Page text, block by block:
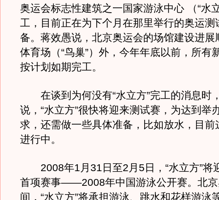
奥运会标志性建筑之一国家游泳中心 （“水
工，目前正在为下个月在那里举行的奥运测
备。蒋效愚说，北京奥运会的场馆建设进展
体育场（“鸟巢”）外，今年年底以前，所有
按计划如期完工。
在谈到为何没有“水立方”完工的消息时
说，“水立方”很快将迎来测试赛，为达到举
求，还需做一些具体准备，比如放水，目前
进行中。
2008年1月31日至2月5日，“水立方”将
首项赛事——2008年中国游泳公开赛。北
间，“水立方”将承担游泳、跳水和花样游泳